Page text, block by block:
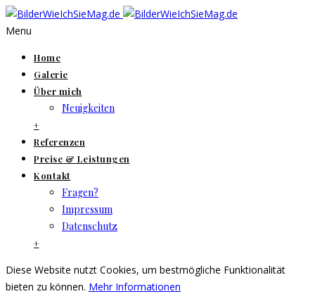
Menu
Home
Galerie
Über mich
Neuigkeiten
+
Referenzen
Preise & Leistungen
Kontakt
Fragen?
Impressum
Datenschutz
+
Diese Website nutzt Cookies, um bestmögliche Funktionalität
bieten zu können. Mehr Informationen